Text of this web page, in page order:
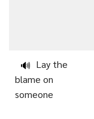
🔊 Lay the
blame on
someone